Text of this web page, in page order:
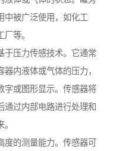
中被广泛使用，如化工
等。
于压力传感技术。它通常
内液体或气体的压力，
字或图形显示。传感器将
通过内部电路进行处理和
的测量能力。传感器可